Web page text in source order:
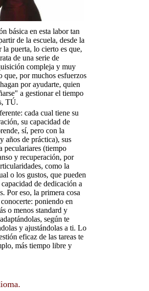
básica en esta labor tan
de la escuela, desde la
la puerta, lo cierto es que,
de una serie de
compleja y muy
que, por muchos esfuerzos
por ayudarte, quien
a gestionar el tiempo
TÚ.
cada cual tiene su
su capacidad de
sí, pero con la
años de práctica), sus
peculariares (tiempo
y recuperación, por
como la
o los gustos, que pueden
de dedicación a
Por eso, la primera cosa
poniendo en
o menos standard y
según te
y ajustándolas a ti. Lo
eficaz de las tareas te
más tiempo libre y